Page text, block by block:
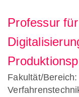
Professur
Fakultät/